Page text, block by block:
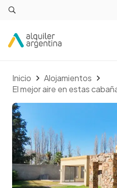
Inicio
Alojamientos
El mejor aire en estas